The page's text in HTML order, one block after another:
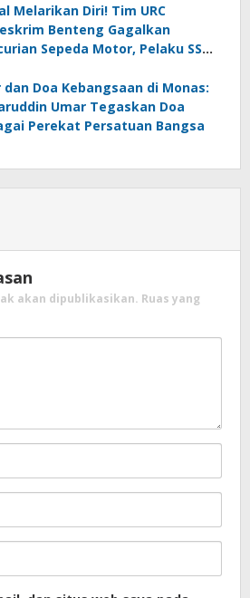
Melarikan Diri! Tim URC
Benteng Gagalkan
Sepeda Motor, Pelaku SS
dan Doa Kebangsaan di Monas:
Umar Tegaskan Doa
Perekat Persatuan Bangsa
akan dipublikasikan. Ruas yang